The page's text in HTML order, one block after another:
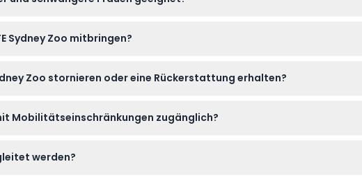
Sydney Zoo mitbringen?
Zoo stornieren oder eine Rückerstattung erhalten?
Mobilitätseinschränkungen zugänglich?
werden?